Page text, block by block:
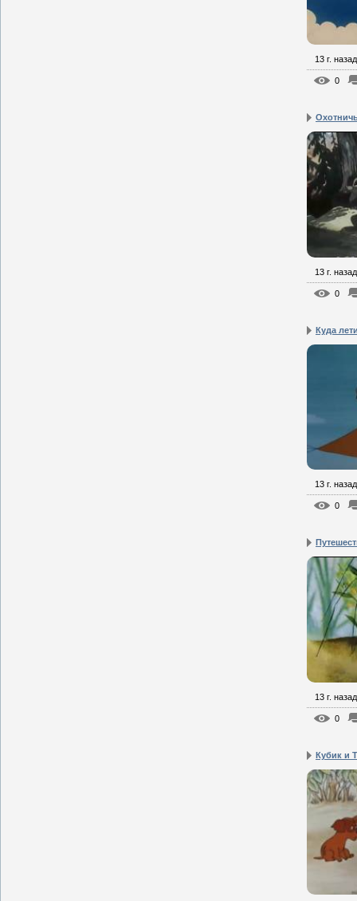
13 г. назад
0
13 г. назад
0
Куда
13 г. назад
0
13 г. назад
0
Кубик и